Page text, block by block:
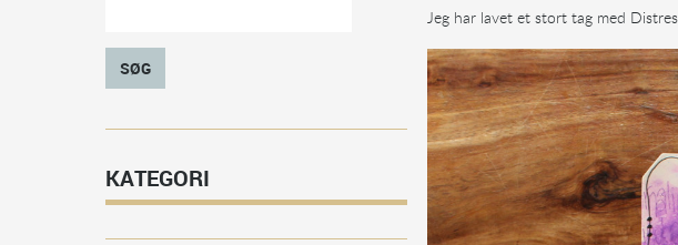
SØG
KATEGORI
Jeg har lavet et stort tag med